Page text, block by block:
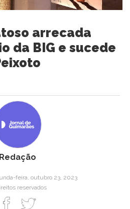
arrecada
da BIG e sucede
Redação
feira, outubro 23, 2023
reservados